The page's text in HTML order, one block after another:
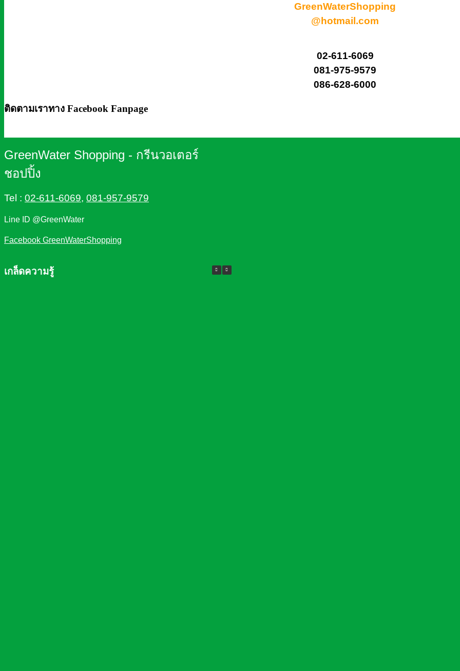
GreenWaterShopping
@hotmail.com
02-611-6069
081-975-9579
086-628-6000
ติดตามเราทาง Facebook Fanpage
GreenWater Shopping - กรีนวอเตอร์
ชอปปิ้ง
Tel : 02-611-6069, 081-957-9579
Line ID @GreenWater
Facebook GreenWaterShopping
เกล็ดความรู้